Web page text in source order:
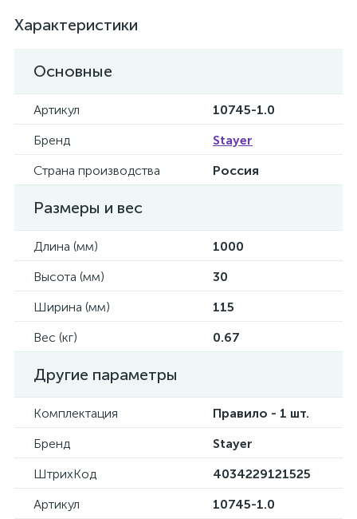
Характеристики
Основные
Артикул
10745-1.0
Бренд
Stayer
Страна производства
Россия
Размеры и вес
Длина (мм)
1000
Высота (мм)
30
Ширина (мм)
115
Вес (кг)
0.67
Другие параметры
Комплектация
Правило - 1 шт.
Бренд
Stayer
ШтрихКод
4034229121525
Артикул
10745-1.0